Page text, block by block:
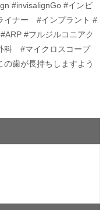
#invisalignGo #インビ
イナー #インプラント #
#フルジルコニアク
科 #マイクロスコープ
歯が長持ちしますよう